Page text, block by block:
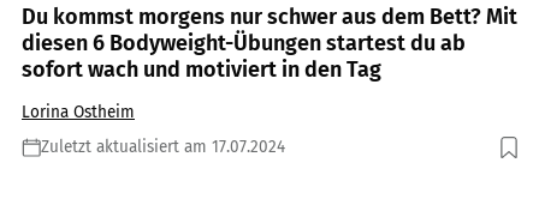
Du kommst morgens nur schwer aus dem Bett? Mit
diesen 6 Bodyweight-Übungen startest du ab
sofort wach und motiviert in den Tag
Lorina Ostheim
Zuletzt aktualisiert am 17.07.2024